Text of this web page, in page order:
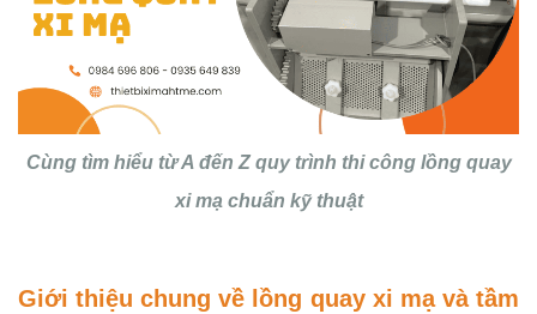
Cùng tìm hiểu từ A đến Z quy trình thi công lồng quay
xi mạ chuẩn kỹ thuật
Giới thiệu chung về lồng quay xi mạ và tầm